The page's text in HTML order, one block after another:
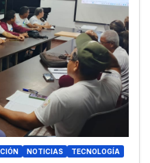
NOTICIAS TECNOLOGÍA